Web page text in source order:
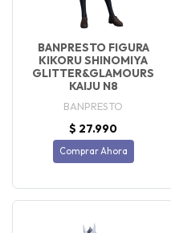
BANPRESTO FIGURA
KIKORU SHINOMIYA
GLITTER&GLAMOURS
KAIJU N8
BANPRESTO
$ 27.990
Comprar Ahora